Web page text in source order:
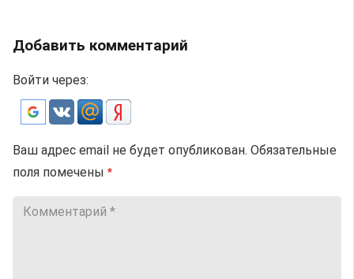
Добавить комментарий
Войти через:
Ваш адрес email не будет опубликован. Обязательные
поля помечены *